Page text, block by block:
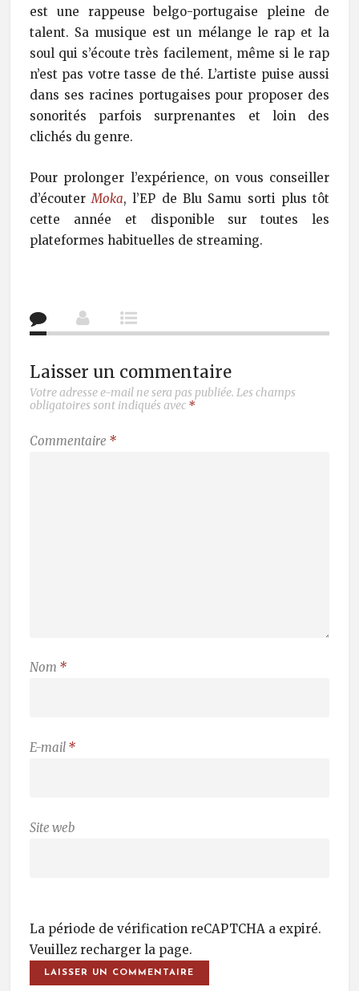
est une rappeuse belgo-portugaise pleine de
talent. Sa musique est un mélange le rap et la
soul qui s’écoute très facilement, même si le rap
n’est pas votre tasse de thé. L’artiste puise aussi
dans ses racines portugaises pour proposer des
sonorités parfois surprenantes et loin des
clichés du genre.
Pour prolonger l’expérience, on vous conseiller
d’écouter Moka, l’EP de Blu Samu sorti plus tôt
cette année et disponible sur toutes les
plateformes habituelles de streaming.
Laisser un commentaire
Votre adresse e-mail ne sera pas publiée. Les champs
obligatoires sont indiqués avec *
Commentaire *
Nom *
E-mail *
Site web
La période de vérification reCAPTCHA a expiré.
Veuillez recharger la page.